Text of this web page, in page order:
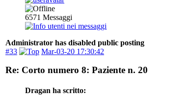
6571 Messaggi
Administrator has disabled public posting
#33
Mar-03-20 17:30:42
Re: Corto numero 8: Paziente n. 20
Dragan ha scritto: